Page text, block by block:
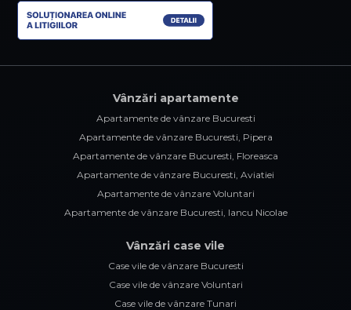
Vânzări apartamente
Apartamente de vânzare Bucuresti
Apartamente de vânzare Bucuresti, Pipera
Apartamente de vânzare Bucuresti, Floreasca
Apartamente de vânzare Bucuresti, Aviatiei
Apartamente de vânzare Voluntari
Apartamente de vânzare Bucuresti, Iancu Nicolae
Vânzări case vile
Case vile de vânzare Bucuresti
Case vile de vânzare Voluntari
Case vile de vânzare Tunari